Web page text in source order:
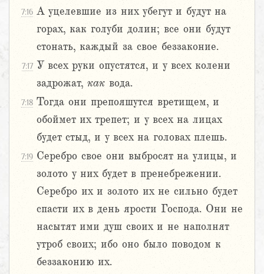
7:16 А уцелевшие из них убегут и будут на
горах, как голуби долин; все они будут
стонать, каждый за свое беззаконие.
7:17 У всех руки опустятся, и у всех колени
задрожат, как вода.
7:18 Тогда они препояшутся вретищем, и
обоймет их трепет; и у всех на лицах
будет стыд, и у всех на головах плешь.
7:19 Серебро свое они выбросят на улицы, и
золото у них будет в пренебрежении.
Серебро их и золото их не сильно будет
спасти их в день ярости Господа. Они не
насытят ими душ своих и не наполнят
утроб своих; ибо оно было поводом к
беззаконию их.